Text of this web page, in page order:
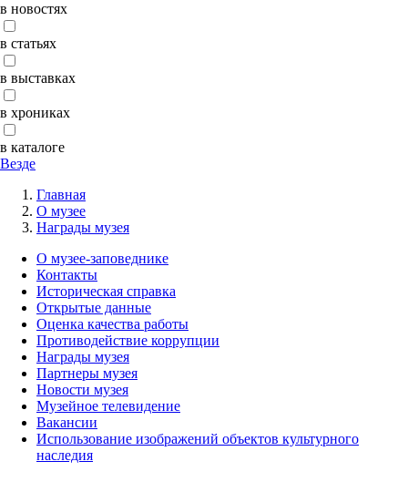
в новостях
в статьях
в выставках
в хрониках
в каталоге
Везде
Главная
О музее
Награды музея
О музее-заповеднике
Контакты
Историческая справка
Открытые данные
Оценка качества работы
Противодействие коррупции
Награды музея
Партнеры музея
Новости музея
Музейное телевидение
Вакансии
Использование изображений объектов культурного
наследия